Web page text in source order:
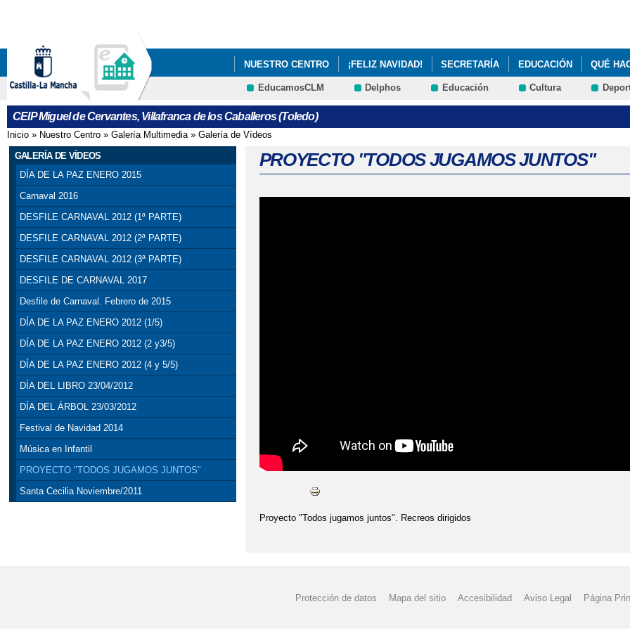
NUESTRO CENTRO ¡FELIZ NAVIDAD! SECRETARÍA EDUCACIÓN QUÉ
ANEXOS PROYECTO EDUCATIVO DE CENTRO ANEXOS PROGRAMACIÓN GENERAL
CARTA A LOS PADRES DE PRIMERO SOBRE NORMAS DEL CENTRO
CONCURSO PARA ESCOLARES "EL INGENIOSO CABALLERO DON QUIJOTE DE LA
EducamosCLM Delphos Educación Cultura
CEIP Miguel de Cervantes, Villafranca de los Caballeros (Toledo)
Se encuentra usted aquí
Inicio » Nuestro Centro » Galería Multimedia» Galería de Vídeos
GALERÍA DE VÍDEOS
DÍA DE LA PAZ ENERO 2015
Carnaval 2016
DESFILE CARNAVAL 2012 (1ª PARTE)
DESFILE CARNAVAL 2012 (2ª PARTE)
DESFILE CARNAVAL 2012 (3ª PARTE)
DESFILE DE CARNAVAL 2017
Desfile de Carnaval. Febrero de 2015
DÍA DE LA PAZ ENERO 2012 (1/5)
DÍA DE LA PAZ ENERO 2012 (2 y3/5)
DÍA DE LA PAZ ENERO 2012 (4 y 5/5)
DÍA DEL LIBRO 23/04/2012
DÍA DEL ÁRBOL 23/03/2012
Festival de Navidad 2014
Música en Infantil
PROYECTO "TODOS JUGAMOS JUNTOS"
Santa Cecilia Noviembre/2011
PROYECTO "TODOS JUGAMOS JUNTOS"
Proyecto "Todos jugamos juntos". Recreos dirigidos
Protección de datos Mapa del sitio Accesibilidad Aviso Legal Página